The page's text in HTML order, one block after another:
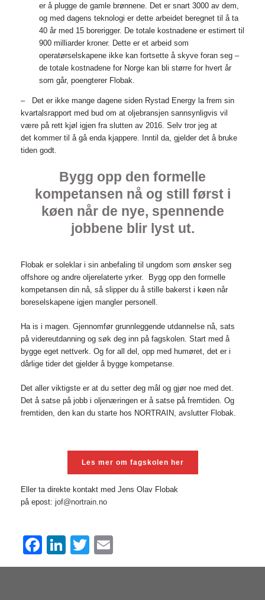
er å plugge de gamle brønnene. Det er snart 3000 av dem,
og med dagens teknologi er dette arbeidet beregnet til å ta
40 år med 15 borerigger. De totale kostnadene er estimert til
900 milliarder kroner. Dette er et arbeid som
operatørselskapene ikke kan fortsette å skyve foran seg –
de totale kostnadene for Norge kan bli større for hvert år
som går, poengterer Flobak.
– Det er ikke mange dagene siden Rystad Energy la frem sin
kvartalsrapport med bud om at oljebransjen sannsynligvis vil
være på rett kjøl igjen fra slutten av 2016. Selv tror jeg at
det kommer til å gå enda kjappere. Inntil da, gjelder det å bruke
tiden godt.
Bygg opp den formelle
kompetansen nå og still først i
køen når de nye, spennende
jobbene blir lyst ut.
Flobak er soleklar i sin anbefaling til ungdom som ønsker seg
offshore og andre oljerelaterte yrker. Bygg opp den formelle
kompetansen din nå, så slipper du å stille bakerst i køen når
boreselskapene igjen mangler personell.
Ha is i magen. Gjennomfør grunnleggende utdannelse nå, sats
på videreutdanning og søk deg inn på fagskolen. Start med å
bygge eget nettverk. Og for all del, opp med humøret, det er i
dårlige tider det gjelder å bygge kompetanse.
Det aller viktigste er at du setter deg mål og gjør noe med det.
Det å satse på jobb i oljenæringen er å satse på fremtiden. Og
fremtiden, den kan du starte hos NORTRAIN, avslutter Flobak.
Les mer om fagskolen her
Eller ta direkte kontakt med Jens Olav Flobak
på epost: jof@nortrain.no
F
a
Li
n
T
wi m